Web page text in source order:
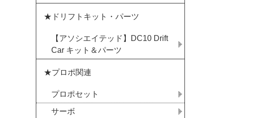
★ドリフトキット・パーツ
【アソシエイテッド】DC10 Drift
Car キット＆パーツ
★プロポ関連
プロポセット
サーボ